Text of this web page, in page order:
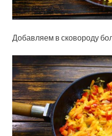
Добавляем в сковороду